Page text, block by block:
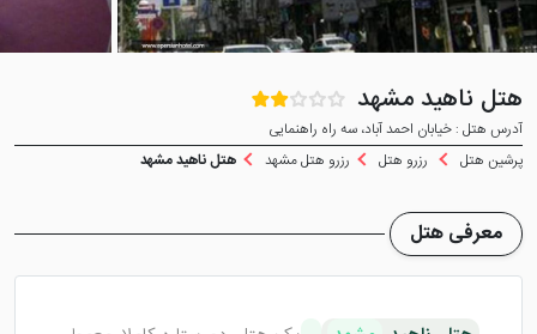
هتل ناهید مشهد
آدرس هتل : خیابان احمد آباد، سه راه راهنمایی
پرشین هتل
رزرو هتل رزرو هتل مشهد هتل ناهید مشهد
معرفی هتل